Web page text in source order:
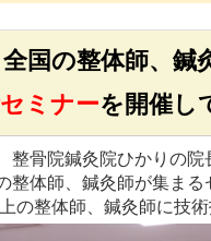
全国の整体師、鍼
ミナーを開催し
整骨院鍼灸院ひかりの院
整体師、鍼灸師が集まる
の整体師、鍼灸師に技術